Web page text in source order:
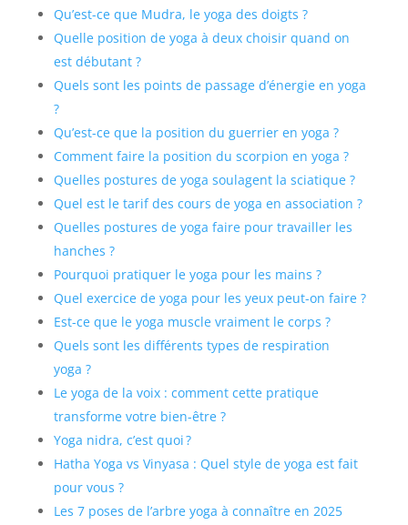
Qu’est-ce que Mudra, le yoga des doigts ?
Quelle position de yoga à deux choisir quand on
est débutant ?
Quels sont les points de passage d’énergie en yoga
?
Qu’est-ce que la position du guerrier en yoga ?
Comment faire la position du scorpion en yoga ?
Quelles postures de yoga soulagent la sciatique ?
Quel est le tarif des cours de yoga en association ?
Quelles postures de yoga faire pour travailler les
hanches ?
Pourquoi pratiquer le yoga pour les mains ?
Quel exercice de yoga pour les yeux peut-on faire ?
Est-ce que le yoga muscle vraiment le corps ?
Quels sont les différents types de respiration
yoga ?
Le yoga de la voix : comment cette pratique
transforme votre bien-être ?
Yoga nidra, c’est quoi ?
Hatha Yoga vs Vinyasa : Quel style de yoga est fait
pour vous ?
Les 7 poses de l’arbre yoga à connaître en 2025